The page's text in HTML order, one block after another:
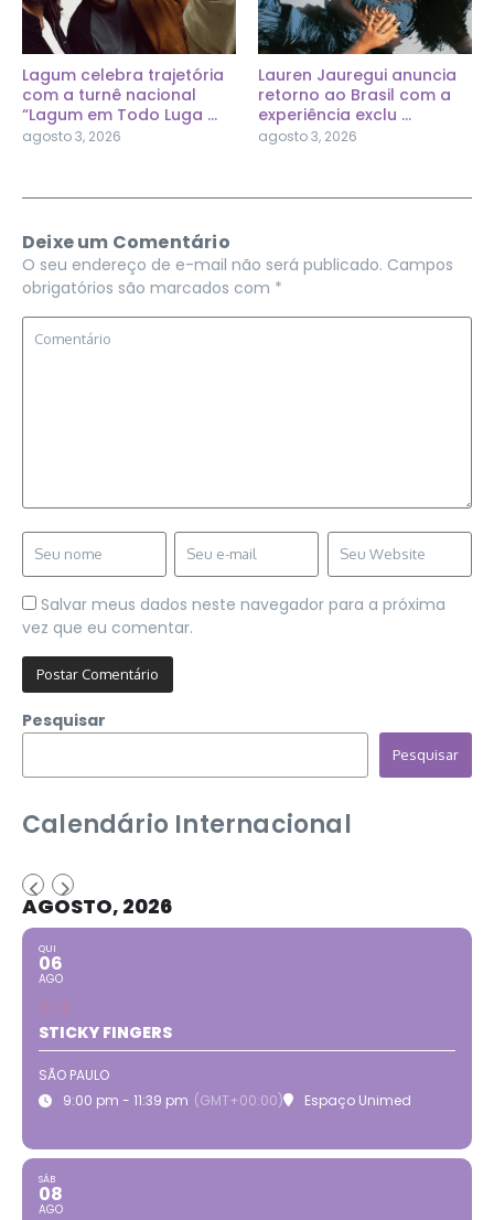
Lagum celebra trajetória
com a turnê nacional
“Lagum em Todo Luga ...
agosto 3, 2026
Lauren Jauregui anuncia
retorno ao Brasil com a
experiência exclu ...
agosto 3, 2026
Deixe um Comentário
O seu endereço de e-mail não será publicado. Campos
obrigatórios são marcados com *
Salvar meus dados neste navegador para a próxima
vez que eu comentar.
Pesquisar
Pesquisar
Calendário Internacional
AGOSTO, 2026
QUI
06
AGO
STICKY FINGERS
SÃO PAULO
9:00 pm - 11:39 pm (GMT+00:00) Espaço Unimed
SÁB
08
AGO